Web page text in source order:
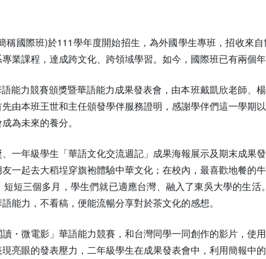
稱國際班)於111學年度開始招生，為外國學生專班，招收來
業課程，達成跨文化、跨領域學習。如今，國際班已有兩個
能力競賽頒獎暨華語能力成果發表會，由本班戴凱欣老師、
由本班王世和主任頒發學伴服務證明，感謝學伴們這一學期
為未來的養分。
一年級學生「華語文化交流週記」成果海報展示及期末成果
一起去大稻埕穿旗袍體驗中華文化；在校內，最喜歡地餐的
短三個多月，學生們就已適應台灣、融入了東吳大學的生
能力，不看稿，便能流暢分享對於茶文化的感想。
・微電影」華語能力競賽，和台灣同學一同創作的影片，使
亮眼的發表壓力，二年級學生在成果發表會中，利用簡報中